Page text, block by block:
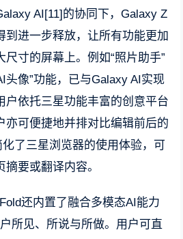
AI[11]的协同下，Galaxy Z
到进一步释放，让所有功能更加
寸的屏幕上。例如“照片助手”
头像”功能，已与Galaxy AI实现
户依托三星功能丰富的创意平台
亦可便捷地并排对比编辑前后的
了三星浏览器的使用体验，可
要或翻译内容。
还内置了融合多模态AI能力
所见、所说与所做。用户可直